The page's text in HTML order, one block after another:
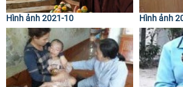
Hình ảnh 2021-10 Hình ảnh